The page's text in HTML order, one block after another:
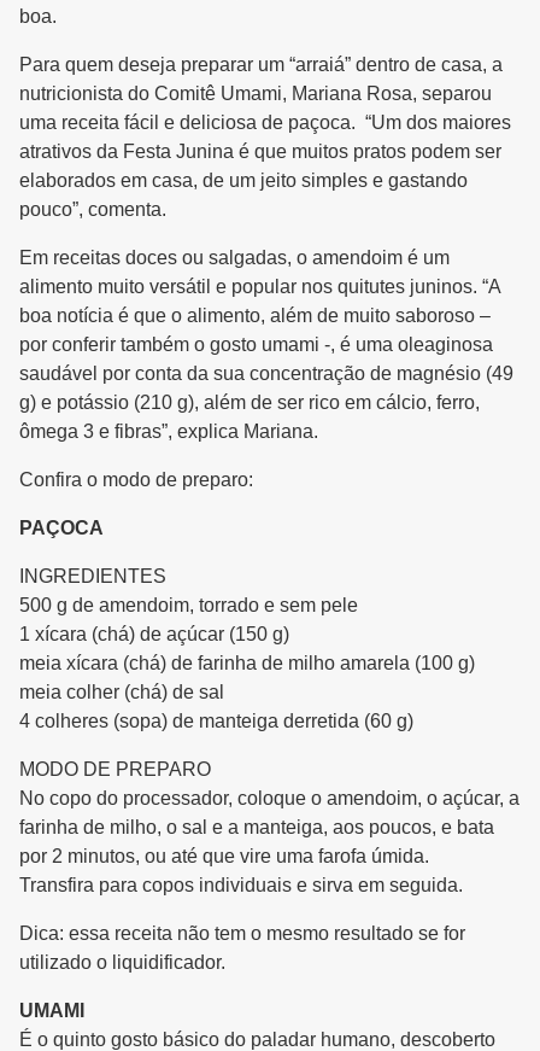
boa.
Para quem deseja preparar um “arraiá” dentro de casa, a
nutricionista do Comitê Umami, Mariana Rosa, separou
uma receita fácil e deliciosa de paçoca. “Um dos maiores
atrativos da Festa Junina é que muitos pratos podem ser
elaborados em casa, de um jeito simples e gastando
pouco”, comenta.
Em receitas doces ou salgadas, o amendoim é um
alimento muito versátil e popular nos quitutes juninos. “A
boa notícia é que o alimento, além de muito saboroso –
por conferir também o gosto umami -, é uma oleaginosa
saudável por conta da sua concentração de magnésio (49
g) e potássio (210 g), além de ser rico em cálcio, ferro,
ômega 3 e fibras”, explica Mariana.
Confira o modo de preparo:
PAÇOCA
INGREDIENTES
500 g de amendoim, torrado e sem pele
1 xícara (chá) de açúcar (150 g)
meia xícara (chá) de farinha de milho amarela (100 g)
meia colher (chá) de sal
4 colheres (sopa) de manteiga derretida (60 g)
MODO DE PREPARO
No copo do processador, coloque o amendoim, o açúcar, a
farinha de milho, o sal e a manteiga, aos poucos, e bata
por 2 minutos, ou até que vire uma farofa úmida.
Transfira para copos individuais e sirva em seguida.
Dica: essa receita não tem o mesmo resultado se for
utilizado o liquidificador.
UMAMI
É o quinto gosto básico do paladar humano, descoberto